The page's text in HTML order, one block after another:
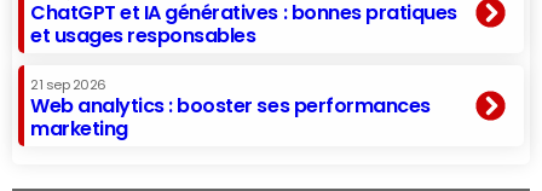
ChatGPT et IA génératives : bonnes pratiques
et usages responsables
21 sep 2026
Web analytics : booster ses performances
marketing